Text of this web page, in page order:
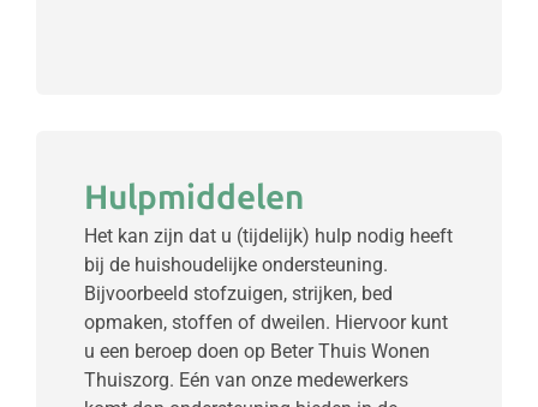
Hulpmiddelen
Het kan zijn dat u (tijdelijk) hulp nodig heeft
bij de huishoudelijke ondersteuning.
Bijvoorbeeld stofzuigen, strijken, bed
opmaken, stoffen of dweilen. Hiervoor kunt
u een beroep doen op Beter Thuis Wonen
Thuiszorg. Eén van onze medewerkers